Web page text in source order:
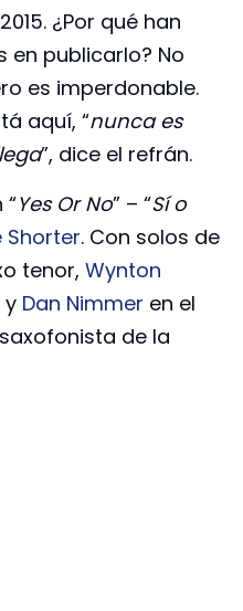
¿Por qué han
publicarlo? No
es imperdonable.
aquí, “nunca es
”, dice el refrán.
Yes Or No” – “Sí o
Shorter. Con solos de
tenor, Wynton
y Dan Nimmer en el
de la